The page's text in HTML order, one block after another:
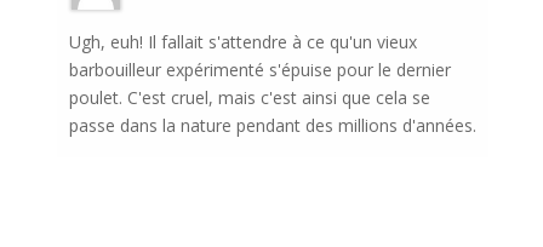
Ugh, euh! Il fallait s'attendre à ce qu'un vieux
barbouilleur expérimenté s'épuise pour le dernier
poulet. C'est cruel, mais c'est ainsi que cela se
passe dans la nature pendant des millions d'années.